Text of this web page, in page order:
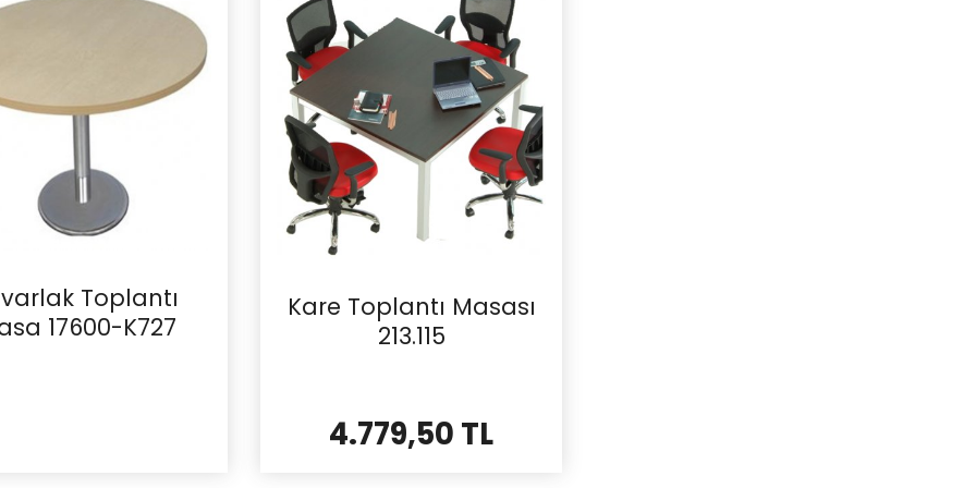
Toplantı
17600-K727
Kare Toplantı Masası
213.115
4.779,50 TL
İncele